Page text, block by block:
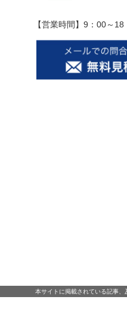
【営業時間】9：00～
本サイトに掲載されている記事、